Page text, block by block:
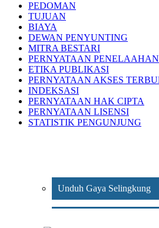
PEDOMAN
TUJUAN
BIAYA
DEWAN PENYUNTING
MITRA BESTARI
PERNYATAAN PENELAAHAN
ETIKA PUBLIKASI
PERNYATAAN AKSES
INDEKSASI
PERNYATAAN HAK CIPTA
PERNYATAAN LISENSI
STATISTIK PENGUNJUNG
Unduh Gaya Selingkung